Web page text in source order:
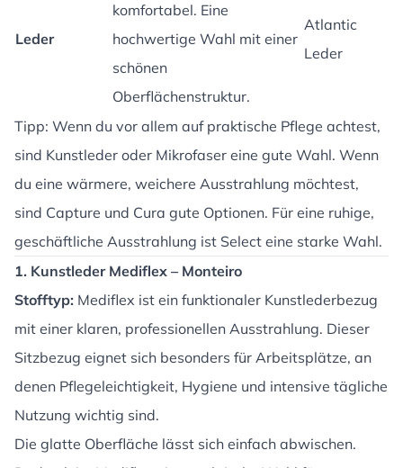
Leder
komfortabel. Eine
hochwertige Wahl mit einer
schönen
Oberflächenstruktur.
Atlantic
Leder
Tipp: Wenn du vor allem auf praktische Pflege achtest,
sind Kunstleder oder Mikrofaser eine gute Wahl. Wenn
du eine wärmere, weichere Ausstrahlung möchtest,
sind Capture und Cura gute Optionen. Für eine ruhige,
geschäftliche Ausstrahlung ist Select eine starke Wahl.
1. Kunstleder Mediflex – Monteiro
Stofftyp: Mediflex ist ein funktionaler Kunstlederbezug
mit einer klaren, professionellen Ausstrahlung. Dieser
Sitzbezug eignet sich besonders für Arbeitsplätze, an
denen Pflegeleichtigkeit, Hygiene und intensive tägliche
Nutzung wichtig sind.
Die glatte Oberfläche lässt sich einfach abwischen.